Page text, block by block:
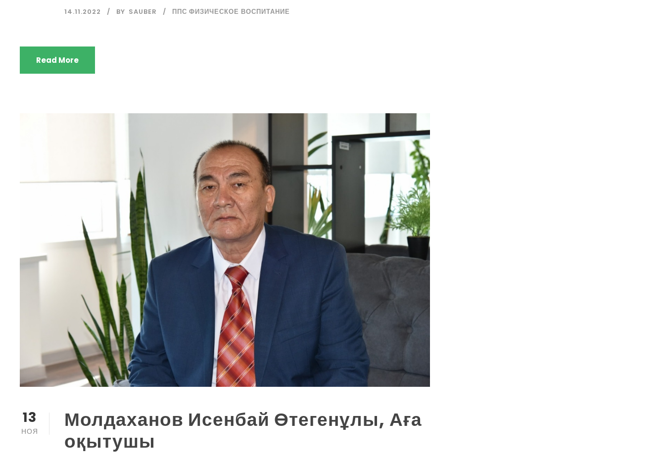
14.11.2022 BY SAUBER ППС ФИЗИЧЕСКОЕ ВОСПИТАНИЕ
Read More
13
НОЯ
Молдаханов Исенбай Өтегенұлы, Аға
оқытушы